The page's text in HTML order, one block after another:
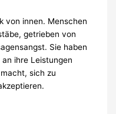
von innen. Menschen
getrieben von
Sie haben
ihre Leistungen
sich zu